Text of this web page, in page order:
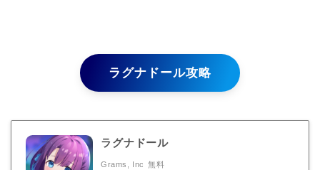
ラグナドール攻略
ラグナドール
Grams, Inc 無料